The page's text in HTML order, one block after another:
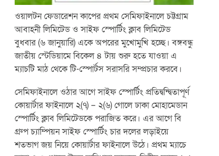
ওয়ালটন ফেডারেশন কাপের প্রথম সেমিফাইনালে চট্টগ্রাম
আবাহনী লিমিটেড ও সাইফ স্পোর্টিং ক্লাব লিমিটেড
বুধবার (৬ জানুয়ারি) একে অপরের মুখোমুখি হচ্ছে। বঙ্গবন্ধু
জাতীয় স্টেডিয়ামে বিকেল ৪ টায় শুরু হতে যাওয়া এ
ম্যাচটি মাঠ থেকে টি-স্পোর্টস সরাসরি সম্প্রচার করবে।
সেমিফাইনালে ওঠার আগে সাইফ স্পোর্টিং প্রতিদ্বন্দ্বিতাপূর্ণ
কোয়ার্টার ফাইনালে ২(৭) – ২(৬) গোলে ঢাকা মোহামেডান
স্পোর্টিং ক্লাব লিমিটেডকে পরাজিত করে। এর আগে বি
গ্রুপ চ্যাম্পিয়ন সাইফ স্পোর্টিং চার দলের লড়াইয়ে
শতভাগ জয় নিয়ে কোয়ার্টার ফাইনালে উঠে। প্রথম ম্যাচে